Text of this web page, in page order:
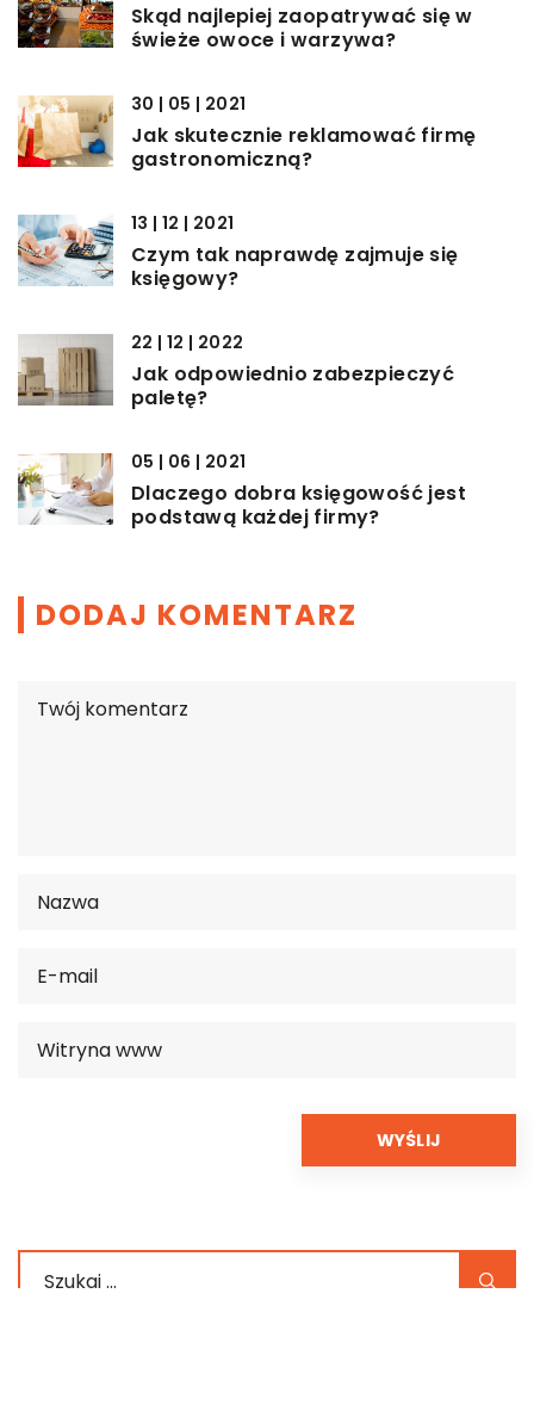
Skąd najlepiej zaopatrywać się w
świeże owoce i warzywa?
30 | 05 | 2021
Jak skutecznie reklamować firmę
gastronomiczną?
13 | 12 | 2021
Czym tak naprawdę zajmuje się
księgowy?
22 | 12 | 2022
Jak odpowiednio zabezpieczyć
paletę?
05 | 06 | 2021
Dlaczego dobra księgowość jest
podstawą każdej firmy?
DODAJ KOMENTARZ